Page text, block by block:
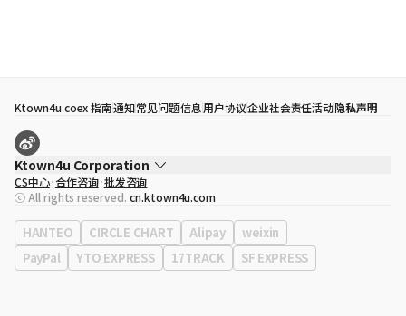
Ktown4u coex 指南通知常见问题信息用户协议企业社会责任活动隐私声明
Ktown4u Corporation
代表
宋効珉
营业执照 120-87-71116
公司地址 首尔特别市 江南区 岭东大路 513号 3楼 （三成洞， coex)
CS中心 合作咨询 批发咨询
ⓒ All rights reserved. cn.ktown4u.com
HANTEO CIRCLE CHART Alipay
weixin
PayPal
YTO EXPRESS 17TRACK SF EXPRESS